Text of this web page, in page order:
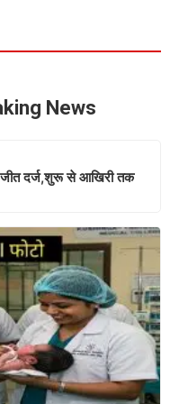
News
दर्ज,शुरू से आखिरी तक